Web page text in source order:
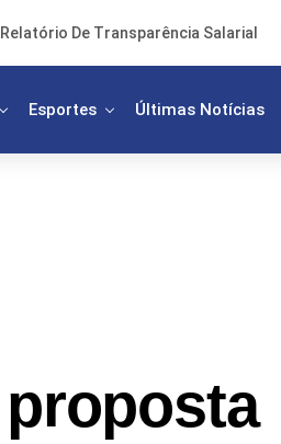
Relatório De Transparência Salarial
Esportes Últimas Notícias